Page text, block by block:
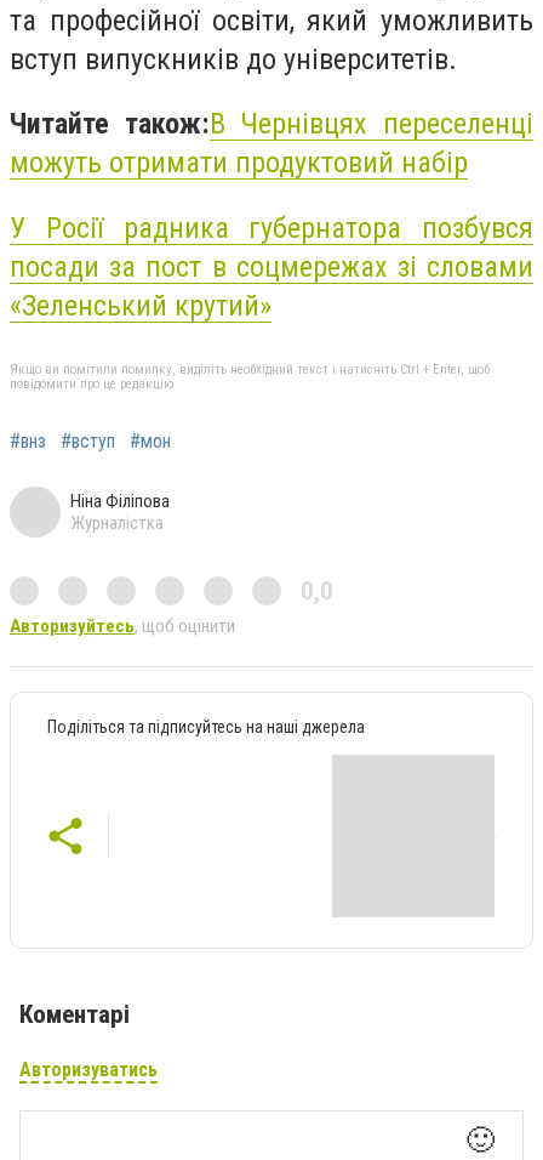
та професійної освіти, який уможливить
вступ випускників до університетів.
Читайте також:В Чернівцях переселенці
можуть отримати продуктовий набір
У Росії радника губернатора позбувся
посади за пост в соцмережах зі словами
«Зеленський крутий»
Якщо ви помітили помилку, виділіть необхідний текст і натисніть Ctrl + Enter, щоб
повідомити про це редакцію
#внз #вступ #мон
Ніна Філіпова
Журналістка
0,0
Авторизуйтесь, щоб оцінити
Поділіться та підписуйтесь на наші джерела
Коментарі
Авторизуватись
🙂